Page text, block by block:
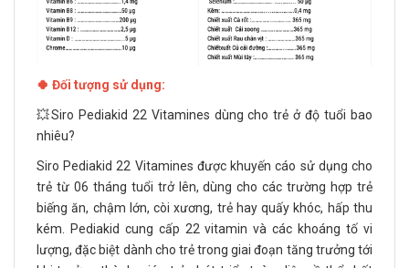
🍀 Đối tượng sử dụng:
💥Siro Pediakid 22 Vitamines dùng cho trẻ ở độ tuổi bao
nhiêu?
Siro Pediakid 22 Vitamines được khuyến cáo sử dụng cho
trẻ từ 06 tháng tuổi trở lên, dùng cho các trường hợp trẻ
biếng ăn, chậm lớn, còi xương, trẻ hay quấy khóc, hấp thu
kém. Pediakid cung cấp 22 vitamin và các khoáng tố vi
lượng, đặc biệt dành cho trẻ trong giai đoạn tăng trưởng tới